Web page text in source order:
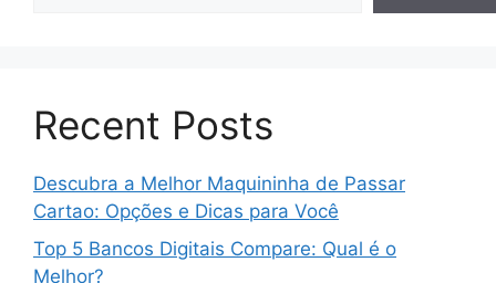
Recent Posts
Descubra a Melhor Maquininha de Passar
Cartao: Opções e Dicas para Você
Top 5 Bancos Digitais Compare: Qual é o
Melhor?